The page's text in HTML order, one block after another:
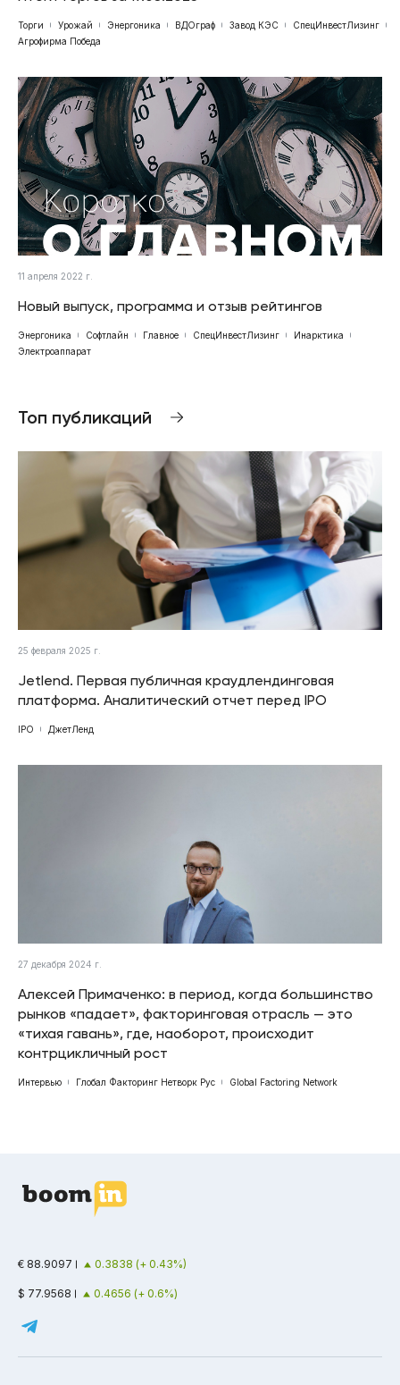
Торги Урожай Энергоника ВДОграф Завод КЭС
СпецИнвестЛизинг
Агрофирма Победа
11 апреля 2022 г.
Новый выпуск, программа и отзыв рейтингов
Энергоника Софтлайн Главное СпецИнвестЛизинг
Инарктика
Электроаппарат
Топ публикаций
25 февраля 2025 г.
Jetlend. Первая публичная краудлендинговая
платформа. Аналитический отчет перед IPO
IPO ДжетЛенд
27 декабря 2024 г.
Алексей Примаченко: в период, когда большинство
рынков «падает», факторинговая отрасль — это
«тихая гавань», где, наоборот, происходит
контрцикличный рост
Интервью Глобал Факторинг Нетворк Рус Global Factoring Network
€ 88.9097 0.3838 (+ 0.43%)
$ 77.9568 0.4656 (+ 0.6%)